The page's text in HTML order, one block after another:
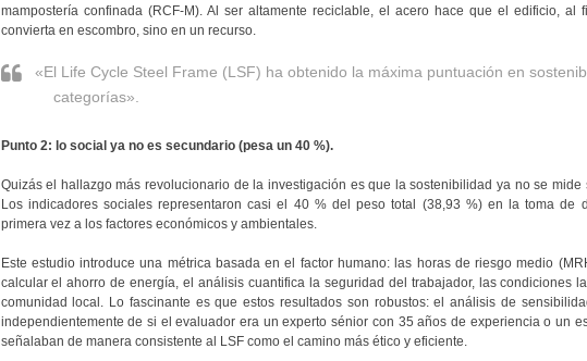
mampostería confinada (RCF-M). Al ser altamente reciclable, el acero hace que el edificio, al
convierta en escombro, sino en un recurso.
«El Life Cycle Steel Frame (LSF) ha obtenido la máxima puntuación en
categorías».
Punto 2: lo social ya no es secundario (pesa un 40 %).
Quizás el hallazgo más revolucionario de la investigación es que la sostenibilidad ya no se mide
Los indicadores sociales representaron casi el 40 % del peso total (38,93 %) en la toma de
primera vez a los factores económicos y ambientales.
Este estudio introduce una métrica basada en el factor humano: las horas de riesgo medio
calcular el ahorro de energía, el análisis cuantifica la seguridad del trabajador, las condiciones
comunidad local. Lo fascinante es que estos resultados son robustos: el análisis de
independientemente de si el evaluador era un experto sénior con 35 años de experiencia o un
señalaban de manera consistente al LSF como el camino más ético y eficiente.